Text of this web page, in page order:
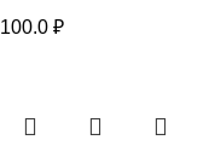
100.0 ₽